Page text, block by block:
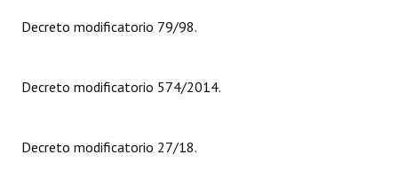
Organigrama
Proyectos Presentados
Decreto modificatorio 79/98.
Decreto modificatorio 574/2014.
Decreto modificatorio 27/18.